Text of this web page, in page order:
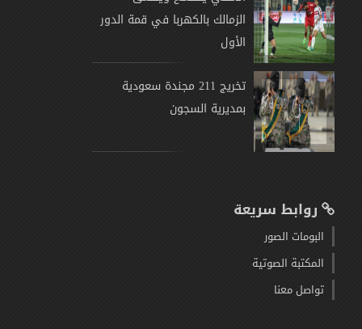
الزمالك بالكهربا في قمة الدور
الأول
تخريج 211 مجندة سعودية
بمديرية السجون
روابط سريعة
البومات الصور
المكتبة الصوتية
تواصل معنا